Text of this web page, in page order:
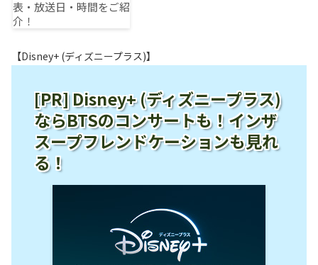
【Disney+ (ディズニープラス)】
[PR] Disney+ (ディズニープラス)
ならBTSのコンサートも！インザ
スープフレンドケーションも見れ
る！